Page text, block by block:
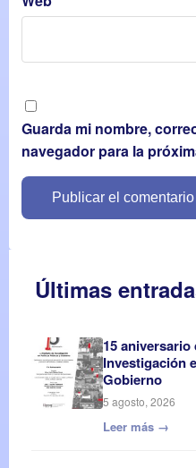
Guarda mi nombre,
navegador para la
Últimas
15
Investigación
Gobierno
5 agosto, 2026
Leer más →